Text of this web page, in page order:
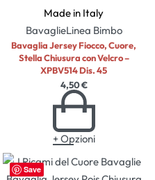
Made in Italy
BavaglieLinea Bimbo
Bavaglia Jersey Fiocco, Cuore,
Stella Chiusura con Velcro –
XPBV514 Dis. 45
4,50€
+ Opzioni
Save